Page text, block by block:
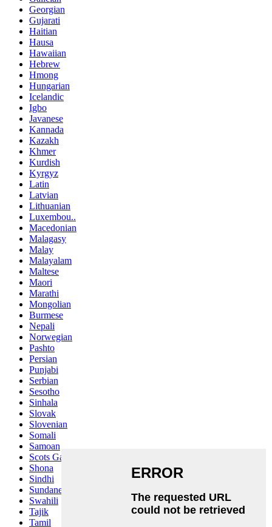
Georgian
Gujarati
Haitian
Hausa
Hawaiian
Hebrew
Hmong
Hungarian
Icelandic
Igbo
Javanese
Kannada
Kazakh
Khmer
Kurdish
Kyrgyz
Latin
Latvian
Lithuanian
Luxembou..
Macedonian
Malagasy
Malay
Malayalam
Maltese
Maori
Marathi
Mongolian
Burmese
Nepali
Norwegian
Pashto
Persian
Punjabi
Serbian
Sesotho
Sinhala
Slovak
Slovenian
Somali
Samoan
Scots Gaelic
Shona
Sindhi
Sundanese
Swahili
Tajik
Tamil